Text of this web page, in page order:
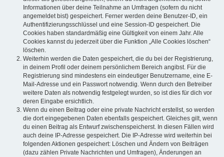
Informationen über deine Teilnahme an Umfragen (sofern du nicht
angemeldet bist) gespeichert. Ferner werden deine Benutzer-ID, ein
Authentifizierungsschlüssel und eine Session-ID gespeichert. Die
Cookies haben standardmäßig eine Gültigkeit von einem Jahr. Alle
Cookies kannst du jederzeit über die Funktion „Alle Cookies löschen“
löschen.
Weiterhin werden die Daten gespeichert, die du bei der Registrierung,
in deinem Profil oder deinem persönlichem Bereich angibst. Für die
Registrierung sind mindestens ein eindeutiger Benutzername, eine E-
Mail-Adresse und ein Passwort notwendig. Wenn durch den Betreiber
weitere Daten als notwendig festgelegt wurden, so ist dies für dich vor
deren Eingabe ersichtlich.
Wenn du einen Beitrag oder eine private Nachricht erstellst, so werden
die dort eingegebenen Daten ebenfalls gespeichert. Gleiches gilt, wenn
du einen Beitrag als Entwurf zwischenspeicherst. In diesen Fällen wird
auch deine IP-Adresse gespeichert. Die IP-Adresse wird weiterhin bei
folgenden Aktionen gespeichert: Löschen und Ändern von Beiträgen
(dazu zählen Private Nachrichten und Umfragen), Änderungen an